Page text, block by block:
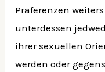
Praferenzen
unterdessen
ihrer sexuellen
werden oder